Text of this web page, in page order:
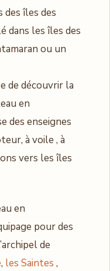
des îles des
dans les îles des
ou un
de découvrir la
en
des enseignes
à voile , à
vers les îles
en
pour des
de
, les Saintes ,